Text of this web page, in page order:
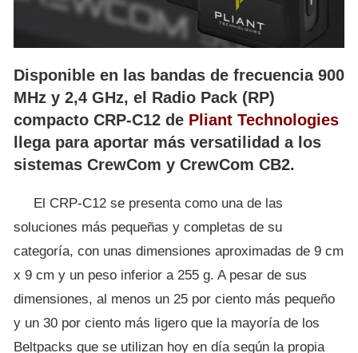
Disponible en las bandas de frecuencia 900
MHz y 2,4 GHz, el Radio Pack (RP)
compacto CRP-C12 de Pliant Technologies
llega para aportar más versatilidad a los
sistemas CrewCom y CrewCom CB2.
El CRP-C12 se presenta como una de las
soluciones más pequeñas y completas de su
categoría, con unas dimensiones aproximadas de 9 cm
x 9 cm y un peso inferior a 255 g. A pesar de sus
dimensiones, al menos un 25 por ciento más pequeño
y un 30 por ciento más ligero que la mayoría de los
Beltpacks que se utilizan hoy en día según la propia